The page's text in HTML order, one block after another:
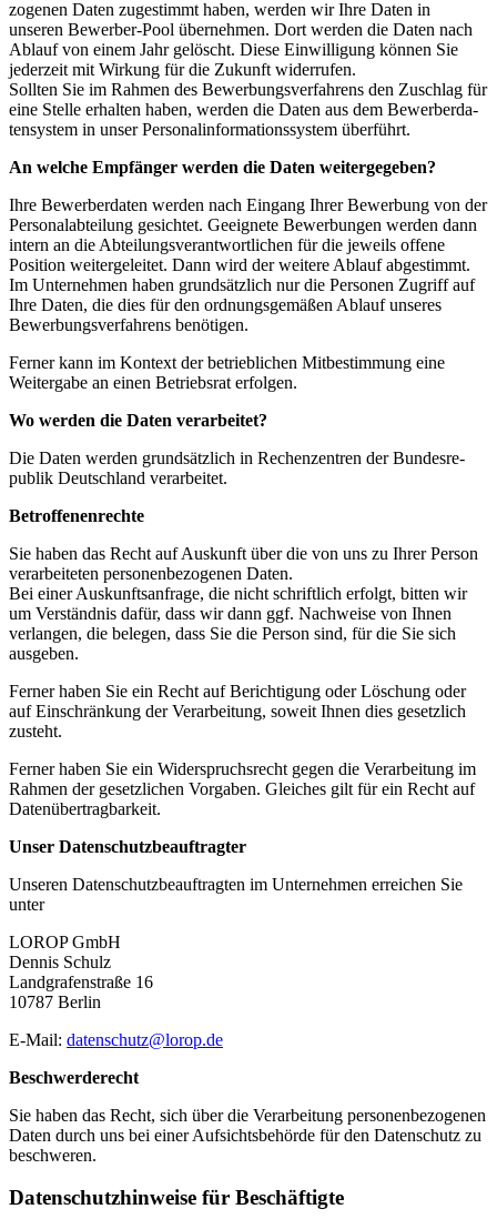
zo­genen Daten zugestimmt haben, werden wir Ihre Daten in
unseren Bewerber-Pool übernehmen. Dort werden die Daten nach
Ablauf von einem Jahr gelöscht. Diese Einwil­ligung können Sie
jederzeit mit Wirkung für die Zukunft wider­rufen.
Sollten Sie im Rahmen des Bewer­bungs­ver­fahrens den Zuschlag für
eine Stelle erhalten haben, werden die Daten aus dem Bewer­ber­da­
ten­system in unser Perso­nal­in­for­ma­ti­ons­system überführt.
An welche Empfänger werden die Daten weiter­ge­geben?
Ihre Bewer­ber­daten werden nach Eingang Ihrer Bewerbung von der
Perso­nal­ab­teilung gesichtet. Geeignete Bewer­bungen werden dann
intern an die Abtei­lungs­ver­ant­wort­lichen für die jeweils offene
Position weiter­ge­leitet. Dann wird der weitere Ablauf abgestimmt.
Im Unter­nehmen haben grund­sätzlich nur die Personen Zugriff auf
Ihre Daten, die dies für den ordnungs­ge­mäßen Ablauf unseres
Bewer­bungs­ver­fahrens benötigen.
Ferner kann im Kontext der betrieb­lichen Mitbe­stimmung eine
Weitergabe an einen Betriebsrat erfolgen.
Wo werden die Daten verar­beitet?
Die Daten werden grund­sätzlich in Rechen­zentren der Bundes­re­
publik Deutschland verar­beitet.
Betrof­fe­nen­rechte
Sie haben das Recht auf Auskunft über die von uns zu Ihrer Person
verar­bei­teten perso­nen­be­zo­genen Daten.
Bei einer Auskunfts­an­frage, die nicht schriftlich erfolgt, bitten wir
um Verständnis dafür, dass wir dann ggf. Nachweise von Ihnen
verlangen, die belegen, dass Sie die Person sind, für die Sie sich
ausgeben.
Ferner haben Sie ein Recht auf Berich­tigung oder Löschung oder
auf Einschränkung der Verar­beitung, soweit Ihnen dies gesetzlich
zusteht.
Ferner haben Sie ein Wider­spruchs­recht gegen die Verar­beitung im
Rahmen der gesetz­lichen Vorgaben. Gleiches gilt für ein Recht auf
Daten­über­trag­barkeit.
Unser Daten­schutz­be­auf­tragter
Unseren Daten­schutz­be­auf­tragten im Unter­nehmen erreichen Sie
unter
LOROP GmbH
Dennis Schulz
Landgra­fen­straße 16
10787 Berlin
E-Mail: datenschutz@lorop.de
Beschwer­de­recht
Sie haben das Recht, sich über die Verar­beitung perso­nen­be­zo­genen
Daten durch uns bei einer Aufsichts­be­hörde für den Daten­schutz zu
beschweren.
Daten­schutz­hin­weise für Beschäf­tigte